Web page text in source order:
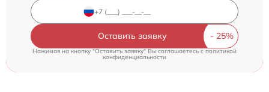
Оставить заявку
Нажимая на кнопку "Оставить заявку" Вы соглашаетесь cполитикой
конфиденциальности